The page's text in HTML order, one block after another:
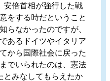
安倍首相が強行した戦
をする時だということ
らなかったのですが、
あるドイツやイタリア
から国際社会に戻った
でいられたのは、憲法
とみなしてもらえたか